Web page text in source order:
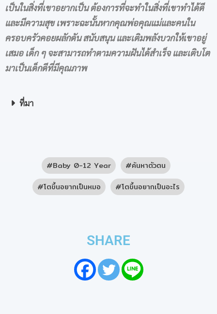
เป็นในสิ่งที่เขาอยากเป็น ต้องการที่จะทำในสิ่งที่เขาทำได้ดี
และมีความสุข เพราะฉะนั้นหากคุณพ่อคุณแม่และคนใน
ครอบครัวคอยผลักดัน สนับสนุน และเติมพลังบวกให้เขาอยู่
เสมอ เด็ก ๆ จะสามารถทำตามความฝันได้สำเร็จ และเติบโต
มาเป็นเด็กดีที่มีคุณภาพ
ที่มา
Baby 0-12 Year
ค้นหาตัวตน
โตขึ้นอยากเป็นหมอ
โตขึ้นอยากเป็นอะไร
SHARE